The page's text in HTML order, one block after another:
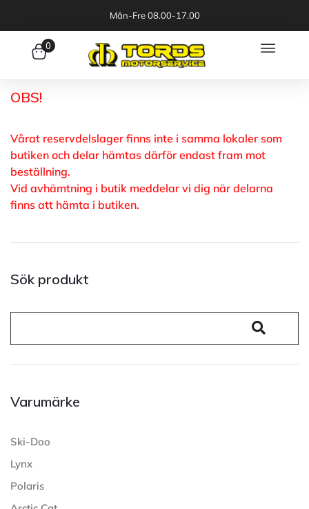
Mån-Fre 08.00-17.00
0
OBS!
Vårat reservdelslager finns inte i samma lokaler som
butiken och delar hämtas därför endast fram mot
beställning.
Vid avhämtning i butik meddelar vi dig när delarna
finns att hämta i butiken.
Sök produkt
Varumärke
Ski-Doo
Lynx
Polaris